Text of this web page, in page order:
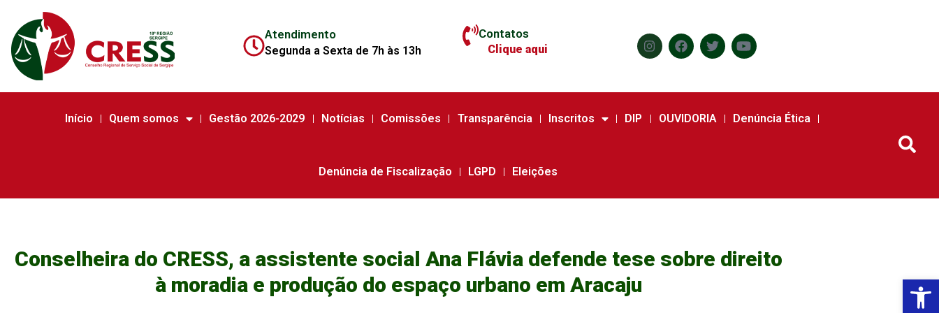
Atendimento
Segunda a Sexta de 7h às 13h
Contatos
Clique aqui
Início Quem somos Gestão 2026-2029 Notícias Comissões Transparência Inscritos DIP OUVIDORIA Denúncia Ética
Denúncia de Fiscalização LGPD Eleições
Conselheira do CRESS, a assistente social Ana Flávia defende tese sobre direito
à moradia e produção do espaço urbano em Aracaju